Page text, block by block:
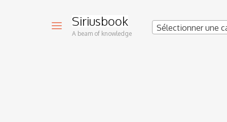
Siriusbook
A beam of knowledge
Sélectionner une